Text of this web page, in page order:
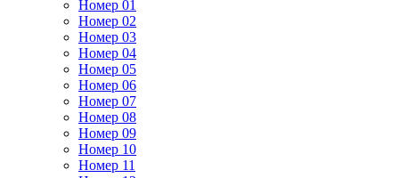
Номер 01
Номер 02
Номер 03
Номер 04
Номер 05
Номер 06
Номер 07
Номер 08
Номер 09
Номер 10
Номер 11